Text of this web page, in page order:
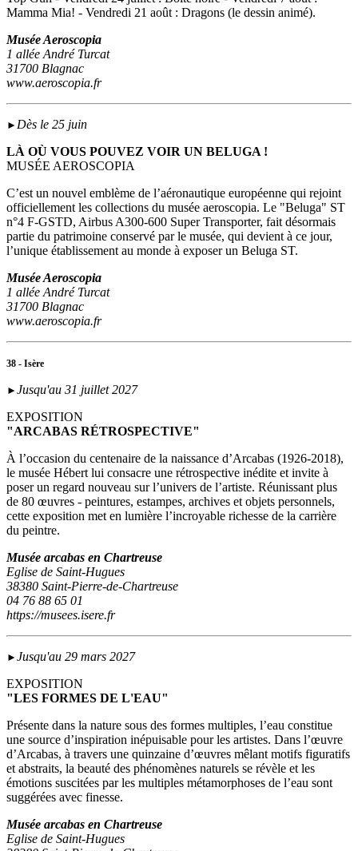
Mamma Mia! - Vendredi 21 août : Dragons (le dessin animé).
Musée Aeroscopia
1 allée André Turcat
31700 Blagnac
www.aeroscopia.fr
► Dès le 25 juin
LÀ OÙ VOUS POUVEZ VOIR UN BELUGA !
MUSÉE AEROSCOPIA
C’est un nouvel emblème de l’aéronautique européenne qui rejoint
officiellement les collections du musée aeroscopia. Le "Beluga" ST
n°4 F-GSTD, Airbus A300-600 Super Transporter, fait désormais
partie du patrimoine conservé par le musée, qui devient à ce jour,
l’unique établissement au monde à exposer un Beluga ST.
Musée Aeroscopia
1 allée André Turcat
31700 Blagnac
www.aeroscopia.fr
38 - Isère
► Jusqu'au 31 juillet 2027
EXPOSITION
"ARCABAS RÉTROSPECTIVE"
À l’occasion du centenaire de la naissance d’Arcabas (1926-2018),
le musée Hébert lui consacre une rétrospective inédite et invite à
poser un regard nouveau sur l’univers de l’artiste. Réunissant plus
de 80 œuvres - peintures, estampes, archives et objets personnels,
cette exposition met en lumière l’incroyable richesse de la carrière
du peintre.
Musée arcabas en Chartreuse
Eglise de Saint-Hugues
38380 Saint-Pierre-de-Chartreuse
04 76 88 65 01
https://musees.isere.fr
► Jusqu'au 29 mars 2027
EXPOSITION
"LES FORMES DE L'EAU"
Présente dans la nature sous des formes multiples, l’eau constitue
une source d’inspiration inépuisable pour les artistes. Dans l’œuvre
d’Arcabas, à travers une quinzaine d’œuvres mêlant motifs figuratifs
et abstraits, la beauté des phénomènes naturels se révèle et les
émotions suscitées par les multiples métamorphoses de l’eau sont
suggérées avec finesse.
Musée arcabas en Chartreuse
Eglise de Saint-Hugues